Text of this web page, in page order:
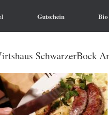
Gutschein
SchwarzerBock